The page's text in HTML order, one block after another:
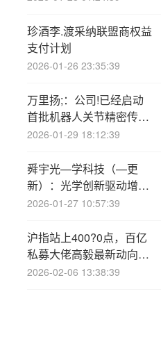
珍酒李.渡采纳联盟商权益
支付计划
2026-01-26 23:35:39
万里扬;：公司!已经启动
首批机器人关节精密传动
产品项目，将陆续交付客
2026-01-29 18:12:39
舜宇光—学科技（—更
新）：光学创新驱动增
长，全年一致预期营收
7.3%~14.7%
2026-01-27 10:57:39
沪指站上400?0点，百亿
私募大佬高毅最新动向曝
光：减持紫金矿业等7家
2026-02-06 13:38:39